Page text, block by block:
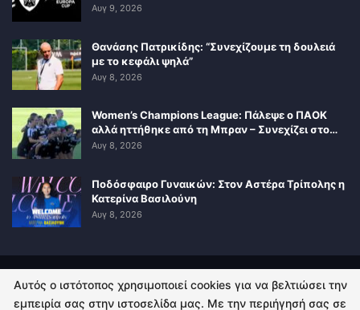
Αυγ 9, 2026
Θανάσης Πατρικίδης: “Συνεχίζουμε τη δουλειά
με το κεφάλι ψηλά”
Αυγ 8, 2026
Women’s Champions League: Πάλεψε ο ΠΑΟΚ
αλλά ηττήθηκε από τη Μπραν – Συνεχίζει στο…
Αυγ 8, 2026
Ποδόσφαιρο Γυναικών: Στον Αστέρα Τρίπολης η
Κατερίνα Βασιλούνη
Αυγ 8, 2026
ΠΟΛΙΤΙΚΗ ΑΠΟΡΡΗΤΟΥ ΕΠΙΚΟΙΝΩΝΙΑ
Αυτός ο ιστότοπος χρησιμοποιεί cookies για να βελτιώσει την
εμπειρία σας στην ιστοσελίδα μας. Με την περιήγησή σας σε